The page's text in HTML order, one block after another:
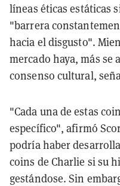
líneas éticas estáticas
"barrera
hacia el disgusto".
mercado haya, más se
consenso cultural,
"Cada una de estas
específico", afirmó
podría haber
coins de Charlie si su
gestándose. Sin